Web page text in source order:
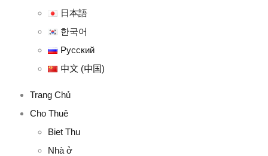
日本語
한국어
Русский
中文 (中国)
Trang Chủ
Cho Thuê
Biet Thu
Nhà ở